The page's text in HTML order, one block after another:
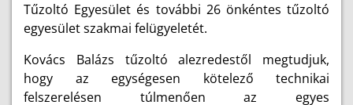
Tűzoltó Egyesület és további 26 önkéntes tűzoltó
egyesület szakmai felügyeletét.
Kovács Balázs tűzoltó alezredestől megtudjuk,
hogy az egységesen kötelező technikai
felszerelésen túlmenően az egyes